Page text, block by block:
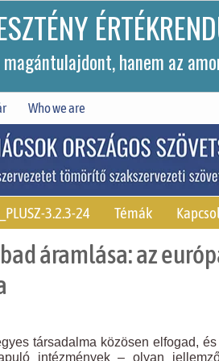
magántulajdont, hanem az
Who we are
3.2.3-24 Témák
áramlása: az
társadalma közösen elfogad,
intézmények – olyan